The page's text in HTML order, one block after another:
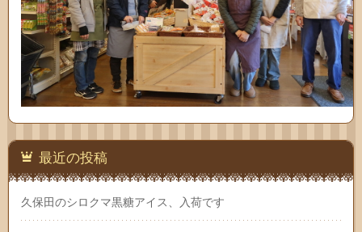
最近の投稿
久保田のシロクマ黒糖アイス、入荷です